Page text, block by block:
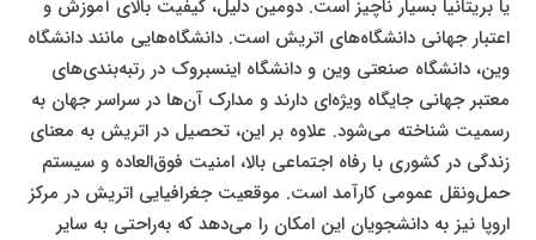
یا بریتانیا بسیار ناچیز است. دومین دلیل، کیفیت بالای آموزش و
اعتبار جهانی دانشگاه‌های اتریش است. دانشگاه‌هایی مانند دانشگاه
وین، دانشگاه صنعتی وین و دانشگاه اینسبروک در رتبه‌بندی‌های
معتبر جهانی جایگاه ویژه‌ای دارند و مدارک آن‌ها در سراسر جهان به
رسمیت شناخته می‌شود. علاوه بر این، تحصیل در اتریش به معنای
زندگی در کشوری با رفاه اجتماعی بالا، امنیت فوق‌العاده و سیستم
حمل‌ونقل عمومی کارآمد است. موقعیت جغرافیایی اتریش در مرکز
اروپا نیز به دانشجویان این امکان را می‌دهد که به‌راحتی به سایر